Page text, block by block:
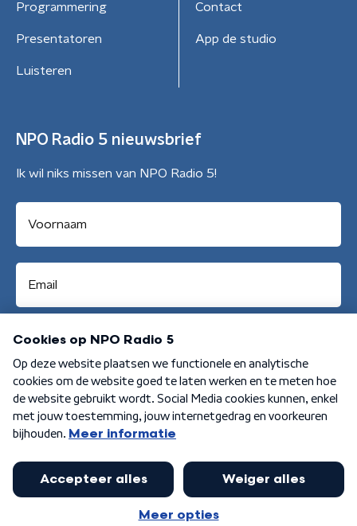
Programmering
Presentatoren
Luisteren
Contact
App de studio
NPO Radio 5 nieuwsbrief
Ik wil niks missen van NPO Radio 5!
Aanmelden
Algemene voorwaarden